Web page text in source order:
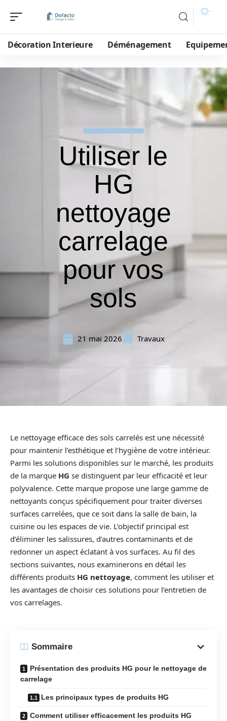
Décoration Interieure Déménagement
Utiliser le
HG
nettoyage
carrelage
pour vos
sols
21 mai 2026 Travaux
Le nettoyage efficace des sols carrelés est une nécessité
pour maintenir l’esthétique et l’hygiène de votre intérieur.
Parmi les solutions disponibles sur le marché, les produits
de la marque HG se distinguent par leur efficacité et leur
polyvalence. Cette marque propose une large gamme de
nettoyants conçus spécifiquement pour traiter diverses
surfaces carrelées, que ce soit dans la salle de bain, la
cuisine ou les espaces de vie. L’objectif principal est
d’éliminer les salissures, d’autres contaminants et de
redonner un aspect éclatant à vos surfaces. Au fil des
sections suivantes, nous examinerons en détail les
différents produits HG nettoyage, comment les utiliser et
les avantages de choisir ces solutions pour l’entretien de
vos carrelages.
Sommaire
Présentation des produits HG pour le nettoyage de
carrelage
Les principaux types de produits HG
Comment utiliser efficacement les produits HG